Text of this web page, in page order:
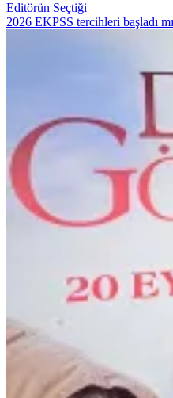
Editörün Seçtiği
2026 EKPSS tercihleri başladı